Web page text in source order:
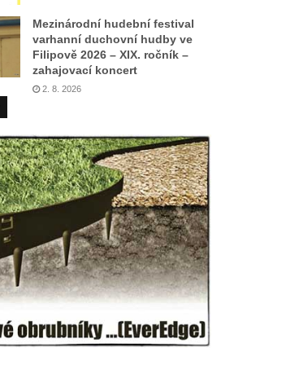
Mezinárodní hudební festival
varhanní duchovní hudby ve
Filipově 2026 – XIX. ročník –
zahajovací koncert
2. 8. 2026